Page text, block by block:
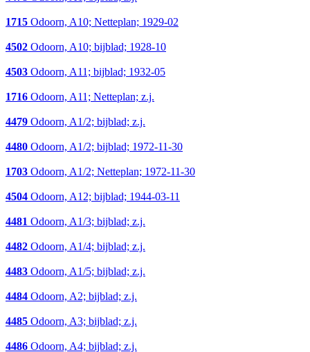
1715 Odoorn, A10; Netteplan; 1929-02
4502 Odoorn, A10; bijblad; 1928-10
4503 Odoorn, A11; bijblad; 1932-05
1716 Odoorn, A11; Netteplan; z.j.
4479 Odoorn, A1/2; bijblad; z.j.
4480 Odoorn, A1/2; bijblad; 1972-11-30
1703 Odoorn, A1/2; Netteplan; 1972-11-30
4504 Odoorn, A12; bijblad; 1944-03-11
4481 Odoorn, A1/3; bijblad; z.j.
4482 Odoorn, A1/4; bijblad; z.j.
4483 Odoorn, A1/5; bijblad; z.j.
4484 Odoorn, A2; bijblad; z.j.
4485 Odoorn, A3; bijblad; z.j.
4486 Odoorn, A4; bijblad; z.j.